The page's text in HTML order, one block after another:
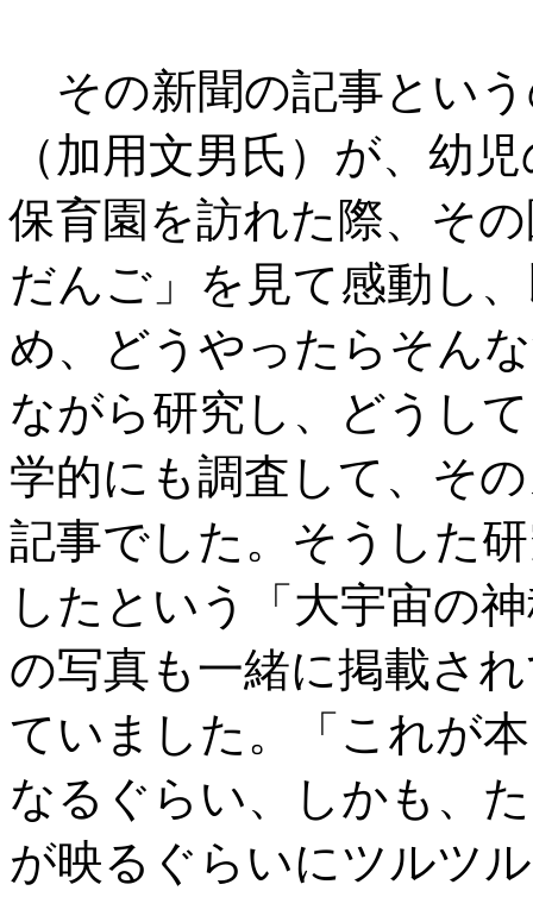
その新聞の記事とい
（加用文男氏）が、幼
保育園を訪れた際、そ
だんご」を見て感動し
め、どうやったらそん
ながら研究し、どうし
学的にも調査して、そ
記事でした。そうした
したという「大宇宙の
の写真も一緒に掲載さ
ていました。「これが
なるぐらい、しかも、
が映るぐらいにツルツ